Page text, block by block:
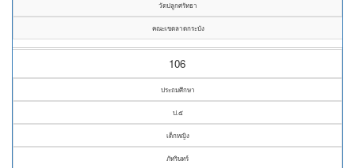
วัดปลูกศรัทธา
คณะเขตลาดกระบัง
106
ประถมศึกษา
ป.๕
เด็กหญิง
ภัทรินทร์